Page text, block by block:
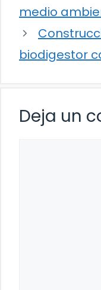
medio
biodigestor
Deja un